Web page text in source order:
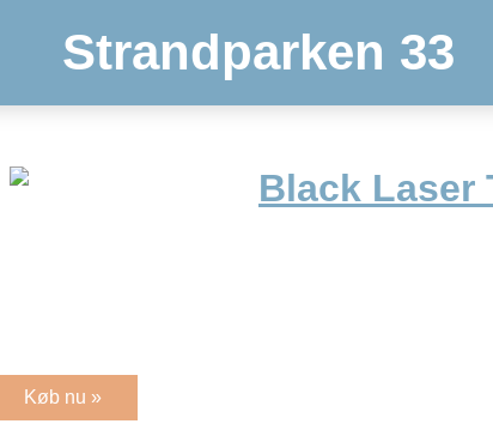
Strandparken 33
Black Laser
Køb nu »